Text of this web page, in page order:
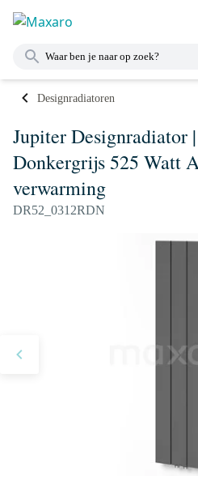
Designradiatoren
Jupiter Designradiator
Donkergrijs 525 Watt
verwarming
DR52_0312RDN